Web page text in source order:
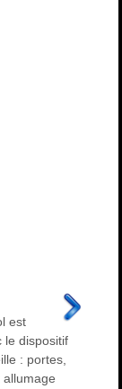
est
le dispositif
: portes,
allumage